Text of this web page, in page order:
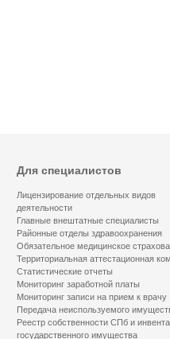
Для специалистов
Лицензирование отдельных видов
деятельности
Главные внештатные специалисты
Районные отделы здравоохранения
Обязательное медицинское
Территориальная аттестационная
Статистические отчеты
Мониторинг заработной платы
Мониторинг записи на прием к врачу
Передача неиспользуемого
Реестр собственности СПб и
государственного имущества